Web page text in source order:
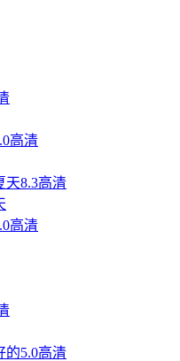
高清
8.3高清
高清
5.0高清